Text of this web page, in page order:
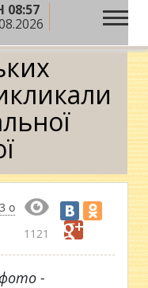
08:57футзалісток
о
1121
-